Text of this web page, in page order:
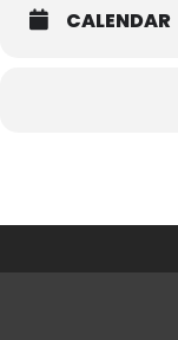
CALENDAR